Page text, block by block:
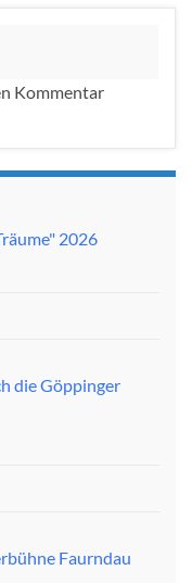
Kommentar
2026
die Göppinger
Faurndau